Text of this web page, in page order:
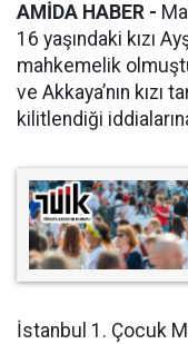
AMİDA HABER -
16 yaşındaki kızı
mahkemelik
ve Akkaya’nın kızı
kilitlendiği
İstanbul 1. Çocuk